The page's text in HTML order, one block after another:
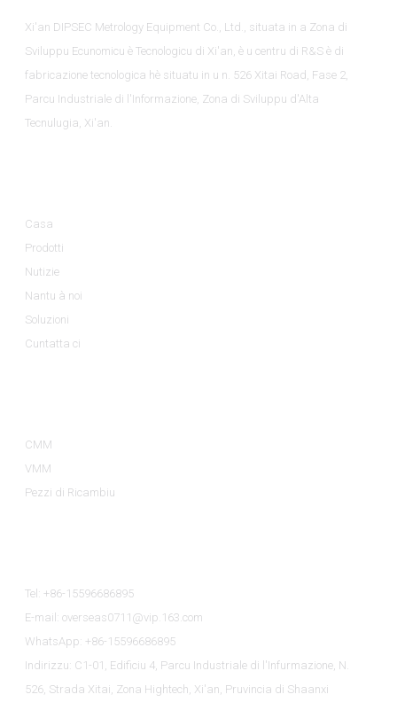
Xi'an DIPSEC Metrology Equipment Co., Ltd., situata in a Zona di
Sviluppu Ecunomicu è Tecnologicu di Xi'an, è u centru di R&S è di
fabricazione tecnologica hè situatu in u n. 526 Xitai Road, Fase 2,
Parcu Industriale di l'Informazione, Zona di Sviluppu d'Alta
Tecnulugia, Xi'an.
Casa
Prodotti
Nutizie
Nantu à noi
Soluzioni
Cuntatta ci
CMM
VMM
Pezzi di Ricambiu
Tel: +86-15596686895
E-mail: overseas0711@vip.163.com
WhatsApp: +86-15596686895
Indirizzu: C1-01, Edificiu 4, Parcu Industriale di l'Infurmazione, N.
526, Strada Xitai, Zona Hightech, Xi'an, Pruvincia di Shaanxi